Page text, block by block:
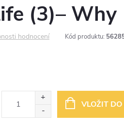
(3)– Why
hodnocení Kód produktu:
VLOŽIT